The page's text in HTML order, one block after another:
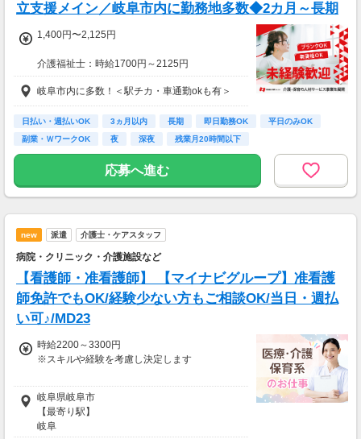
立支援メイン／岐阜市内に勤務地多数◆2カ月～長期
1,400円〜2,125円
介護福祉士：時給1700円～2125円
初任者以上：時給1500円～1875円
無資格の方：時給1400円～1750円
◆月24万以上
月収：246400円（時給1400円×8h×22日)
岐阜市内に多数！＜駅チカ・車通勤okも有＞
日払い・週払いOK 3ヵ月以内 長期 即日勤務OK
平日のみOK
副業・ＷワークOK
夜 深夜 残業月20時間以下
応募へ進む
new 派遣 介護士・ケアスタッフ
病院・クリニック・介護施設など
【看護師・准看護師】 【マイナビグループ】准看護
師免許でもOK/経験少ない方もご相談OK/当日・週払
い可♪/MD23
時給2200～3300円
※スキルや経験を考慮し決定します
【月収例】
38.7万円（週5日勤務）
＝時給2200円×8h×22日
岐阜県岐阜市
【最寄り駅】
岐阜